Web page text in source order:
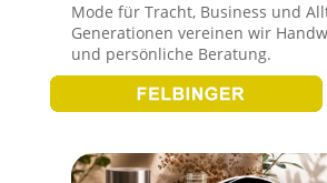
Mode für Tracht, Business und
Generationen vereinen wir
und persönliche Beratung.